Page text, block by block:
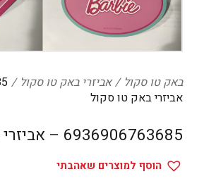
בובות
בישום ונרות
בקבוקים
הלבשה תחתונה
באק טו סקול אביזרי באק טו סקול
אביזרי באק טו סקול
6936906763685 – אביזרי באק טו סקול
הוסף למוצרים שאהבתי